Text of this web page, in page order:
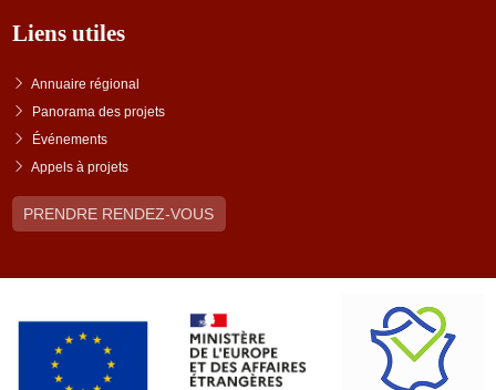
Liens utiles
Annuaire régional
Panorama des projets
Événements
Appels à projets
PRENDRE RENDEZ-VOUS